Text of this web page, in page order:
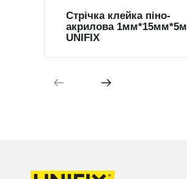
Стрічка клейка піно-
акрилова 1мм*15мм*5м
UNIFIX